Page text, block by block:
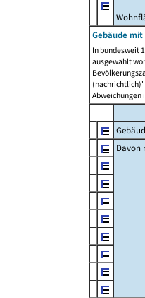
Gebäude
In bundesweit
ausgewählt
Abweichungen
Davon